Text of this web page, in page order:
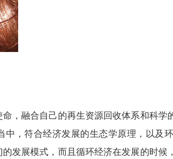
，融合自己的再生资源回收体系和科
中，符合经济发展的生态学原理，以及
发展模式，而且循环经济在发展的时